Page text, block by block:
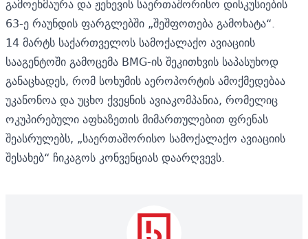
გამოეხმაურა და ჟენევის საერთაშორისო დისკუსიების
63-ე რაუნდის ფარგლებში „შეშფოთება გამოხატა“.
14 მარტს საქართველოს სამოქალაქო ავიაციის
სააგენტოში გამოცემა BMG-ის შეკითხვის საპასუხოდ
განაცხადეს, რომ სოხუმის აეროპორტის ამოქმედებაა
უკანონოა და უცხო ქვეყნის ავიაკომპანია, რომელიც
ოკუპირებული აფხაზეთის მიმართულებით ფრენას
შეასრულებს, „საერთაშორისო სამოქალაქო ავიაციის
შესახებ“ ჩიკაგოს კონვენციას დაარღვევს.